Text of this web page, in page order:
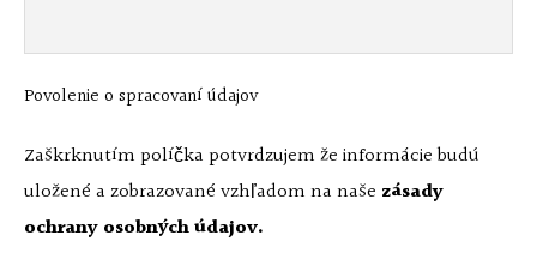
Povolenie o spracovaní údajov
Zaškrknutím políčka potvrdzujem že informácie budú
uložené a zobrazované vzhľadom na naše zásady
ochrany osobných údajov.